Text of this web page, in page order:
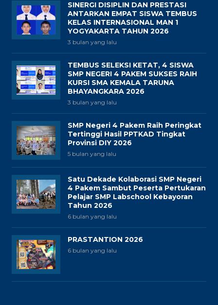
SINERGI DISIPLIN DAN PRESTASI
ANTARKAN EMPAT SISWA TEMBUS
KELAS INTERNASIONAL MAN 1
YOGYAKARTA TAHUN 2026
3 bulan yang lalu
TEMBUS SELEKSI KETAT, 4 SISWA
SMP NEGERI 4 PAKEM SUKSES RAIH
KURSI SMA KEMALA TARUNA
BHAYANGKARA 2026
3 bulan yang lalu
SMP Negeri 4 Pakem Raih Peringkat
Tertinggi Hasil PPTKAD Tingkat
Provinsi DIY 2026
5 bulan yang lalu
Satu Dekade Kolaborasi SMP Negeri
4 Pakem Sambut Peserta Pertukaran
Pelajar SMP Labschool Kebayoran
Tahun 2026
6 bulan yang lalu
PRASTANTION 2026
6 bulan yang lalu